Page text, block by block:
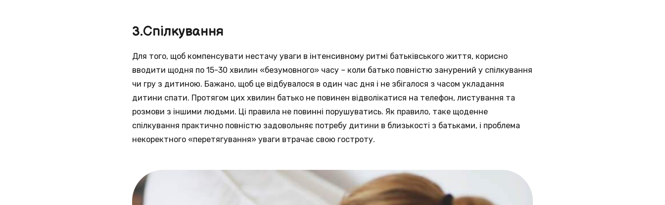
3.Спілкування
Для того, щоб компенсувати нестачу уваги в інтенсивному ритмі батьківського життя, корисно
вводити щодня по 15-30 хвилин «безумовного» часу – коли батько повністю занурений у спілкування
чи гру з дитиною. Бажано, щоб це відбувалося в один час дня і не збігалося з часом укладання
дитини спати. Протягом цих хвилин батько не повинен відволікатися на телефон, листування та
розмови з іншими людьми. Ці правила не повинні порушуватись. Як правило, таке щоденне
спілкування практично повністю задовольняє потребу дитини в близькості з батьками, і проблема
некоректного «перетягування» уваги втрачає свою гостроту.